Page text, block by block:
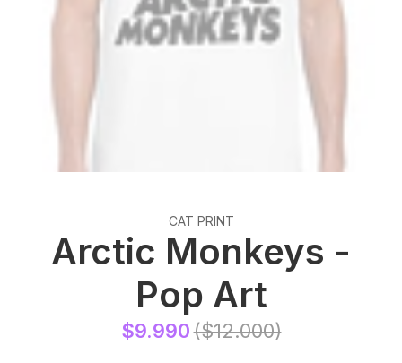
CAT PRINT
Arctic Monkeys -
Pop Art
$9.990($12.000)